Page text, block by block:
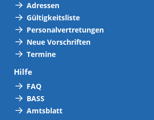
Adressen
Gültigkeitsliste
Personalvertretungen
Neue Vorschriften
Termine
Hilfe
FAQ
BASS
Amtsblatt